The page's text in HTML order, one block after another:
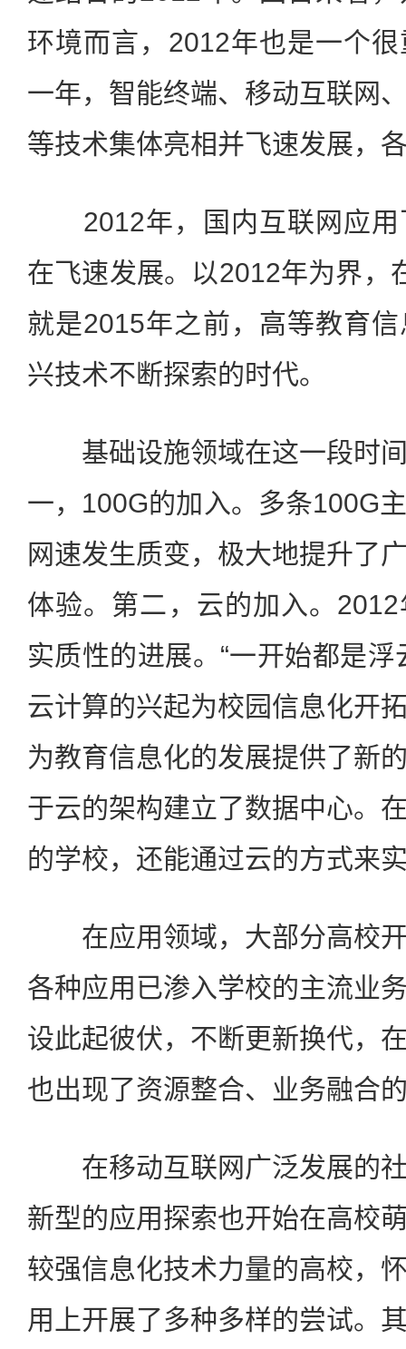
环境而言，2012年也是一个
一年，智能终端、移动互联网
等技术集体亮相并飞速发展，
2012年，国内互联网应用
在飞速发展。以2012年为界，
就是2015年之前，高等教育
兴技术不断探索的时代。
基础设施领域在这一段时间
一，100G的加入。多条100G
网速发生质变，极大地提升了
体验。第二，云的加入。
实质性的进展。“一开始都是
云计算的兴起为校园信息化开
为教育信息化的发展提供了新
于云的架构建立了数据中心。
的学校，还能通过云的方式来
在应用领域，大部分高校开
各种应用已渗入学校的主流业
设此起彼伏，不断更新换代，
也出现了资源整合、业务融合
在移动互联网广泛发展的社
新型的应用探索也开始在高校
较强信息化技术力量的高校，
用上开展了多种多样的尝试。